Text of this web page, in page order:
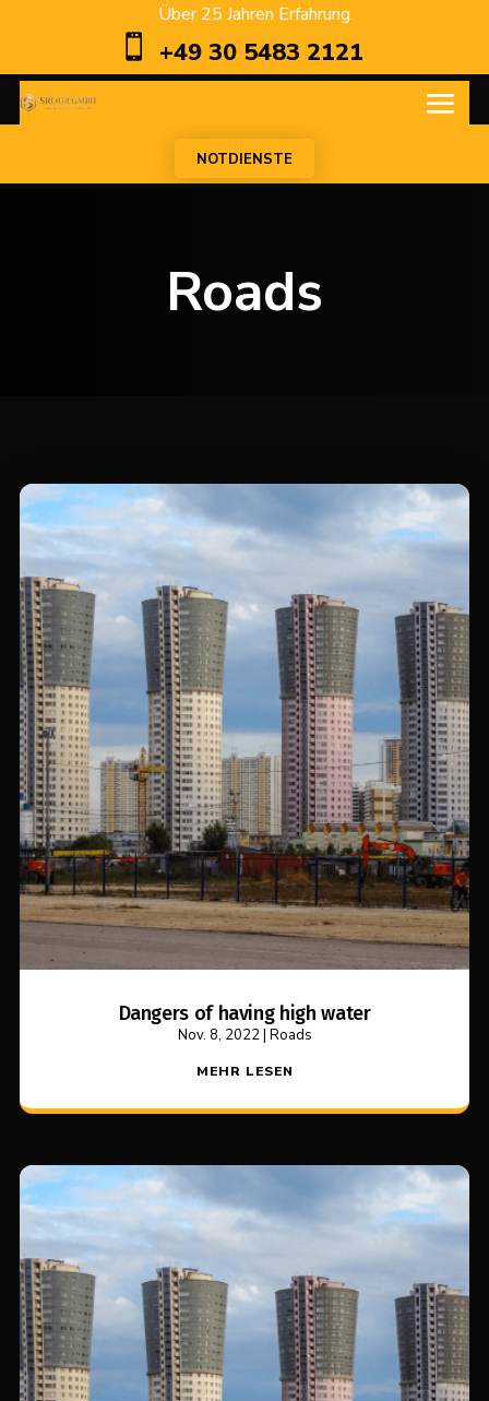
Über 25 Jahren Erfahrung.
 +49 30 5483 2121
NOTDIENSTE
Roads
Dangers of having high water
Nov. 8, 2022| Roads
MEHR LESEN